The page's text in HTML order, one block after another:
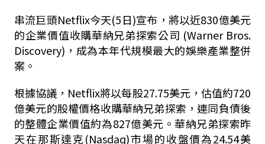
串流巨頭Netflix今天(5日)宣布，將以近830億美元
的企業價值收購華納兄弟探索公司 (Warner Bros.
Discovery) ，成為本年代規模最大的娛樂產業整併
案。
根據協議， Netflix將以每股27.75美元，估值約720
億美元的股權價格收購華納兄弟探索，連同負債後
的整體企業價值約為827億美元。華納兄弟探索昨
天在那斯達克(Nasdaq)市場的收盤價為24.54美